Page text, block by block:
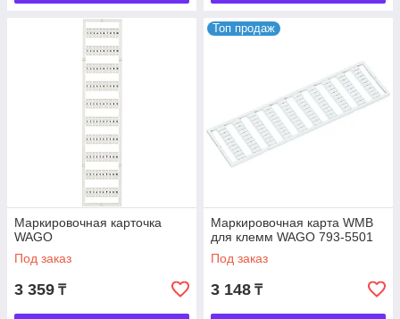
Маркировочная карточка
WAGO
Под заказ
3 359 ₸
Топ продаж
Маркировочная карта WMB
для клемм WAGO 793-5501
Под заказ
3 148 ₸